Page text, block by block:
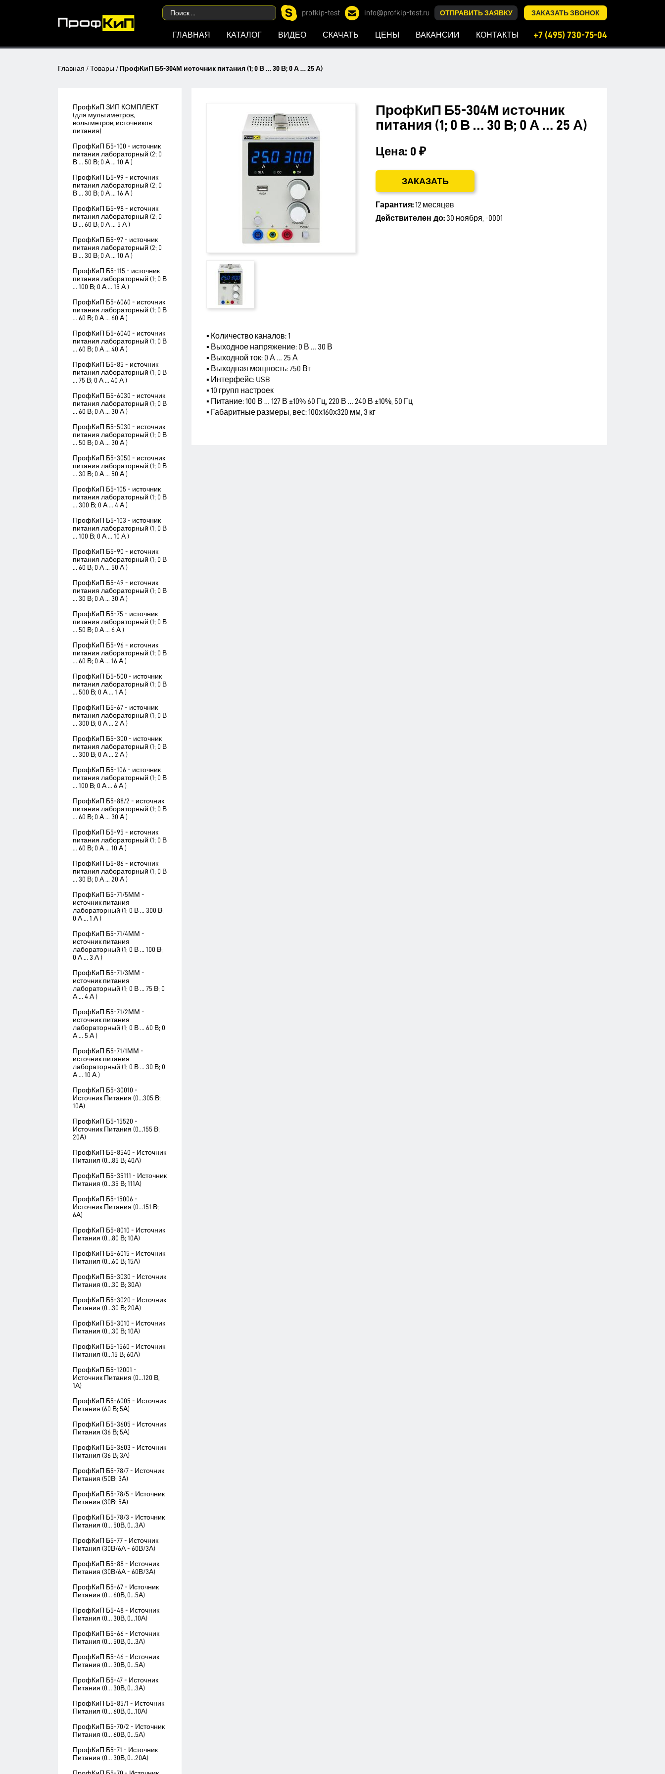
profkip-test info@profkip-test.ru ОТПРАВИТЬ ЗАЯВКУ ЗАКАЗАТЬ ЗВОНОК
ГЛАВНАЯ КАТАЛОГ ВИДЕО СКАЧАТЬ ЦЕНЫ ВАКАНСИИ КОНТАКТЫ +7 (495) 730-75-04
Главная / Товары / ПрофКиП Б5-304М источник питания (1; 0 В … 30 В; 0 А … 25 А)
ПрофКиП ЗИП КОМПЛЕКТ
(для мультиметров,
вольтметров, источников
питания)
ПрофКиП Б5-100 - источник
питания лабораторный (2; 0
В ... 50 В; 0 А ... 10 А )
ПрофКиП Б5-99 - источник
питания лабораторный (2; 0
В ... 30 В; 0 А ... 16 А )
ПрофКиП Б5-98 - источник
питания лабораторный (2; 0
В ... 60 В; 0 А ... 5 А )
ПрофКиП Б5-97 - источник
питания лабораторный (2; 0
В ... 30 В; 0 А ... 10 А )
ПрофКиП Б5-115 - источник
питания лабораторный (1; 0 В
... 100 В; 0 А ... 15 А )
ПрофКиП Б5-6060 - источник
питания лабораторный (1; 0 В
... 60 В; 0 А ... 60 А )
ПрофКиП Б5-6040 - источник
питания лабораторный (1; 0 В
... 60 В; 0 А ... 40 А )
ПрофКиП Б5-85 - источник
питания лабораторный (1; 0 В
... 75 В; 0 А ... 40 А )
ПрофКиП Б5-6030 - источник
питания лабораторный (1; 0 В
... 60 В; 0 А ... 30 А )
ПрофКиП Б5-5030 - источник
питания лабораторный (1; 0 В
... 50 В; 0 А ... 30 А )
ПрофКиП Б5-3050 - источник
питания лабораторный (1; 0 В
... 30 В; 0 А ... 50 А )
ПрофКиП Б5-105 - источник
питания лабораторный (1; 0 В
... 300 В; 0 А ... 4 А )
ПрофКиП Б5-103 - источник
питания лабораторный (1; 0 В
... 100 В; 0 А ... 10 А )
ПрофКиП Б5-90 - источник
питания лабораторный (1; 0 В
... 60 В; 0 А ... 50 А )
ПрофКиП Б5-49 - источник
питания лабораторный (1; 0 В
... 30 В; 0 А ... 30 А )
ПрофКиП Б5-75 - источник
питания лабораторный (1; 0 В
... 50 В; 0 А ... 6 А )
ПрофКиП Б5-96 - источник
питания лабораторный (1; 0 В
... 60 В; 0 А ... 16 А )
ПрофКиП Б5-500 - источник
питания лабораторный (1; 0 В
... 500 В; 0 А ... 1 А )
ПрофКиП Б5-67 - источник
питания лабораторный (1; 0 В
... 300 В; 0 А ... 2 А )
ПрофКиП Б5-300 - источник
питания лабораторный (1; 0 В
... 300 В; 0 А ... 2 А )
ПрофКиП Б5-106 - источник
питания лабораторный (1; 0 В
... 100 В; 0 А ... 6 А )
ПрофКиП Б5-88/2 - источник
питания лабораторный (1; 0 В
... 60 В; 0 А ... 30 А )
ПрофКиП Б5-95 - источник
питания лабораторный (1; 0 В
... 60 В; 0 А ... 10 А )
ПрофКиП Б5-86 - источник
питания лабораторный (1; 0 В
... 30 В; 0 А ... 20 А )
ПрофКиП Б5-71/5ММ -
источник питания
лабораторный (1; 0 В ... 300 В;
0 А ... 1 А )
ПрофКиП Б5-71/4ММ -
источник питания
лабораторный (1; 0 В ... 100 В;
0 А ... 3 А )
ПрофКиП Б5-71/3ММ -
источник питания
лабораторный (1; 0 В ... 75 В; 0
А ... 4 А )
ПрофКиП Б5-71/2ММ -
источник питания
лабораторный (1; 0 В ... 60 В; 0
А ... 5 А )
ПрофКиП Б5-71/1ММ -
источник питания
лабораторный (1; 0 В ... 30 В; 0
А ... 10 А )
ПрофКиП Б5-30010 -
Источник Питания (0…305 В;
10А)
ПрофКиП Б5-15520 -
Источник Питания (0…155 В;
20А)
ПрофКиП Б5-8540 - Источник
Питания (0…85 В; 40А)
ПрофКиП Б5-35111 - Источник
Питания (0…35 В; 111А)
ПрофКиП Б5-15006 -
Источник Питания (0…151 В;
6А)
ПрофКиП Б5-8010 - Источник
Питания (0…80 В; 10А)
ПрофКиП Б5-6015 - Источник
Питания (0…60 В; 15А)
ПрофКиП Б5-3030 - Источник
Питания (0…30 В; 30А)
ПрофКиП Б5-3020 - Источник
Питания (0…30 В; 20А)
ПрофКиП Б5-3010 - Источник
Питания (0…30 В; 10А)
ПрофКиП Б5-1560 - Источник
Питания (0…15 В; 60А)
ПрофКиП Б5-12001 -
Источник Питания (0…120 В,
1А)
ПрофКиП Б5-6005 - Источник
Питания (60 В; 5А)
ПрофКиП Б5-3605 - Источник
Питания (36 В; 5А)
ПрофКиП Б5-3603 - Источник
Питания (36 В; 3А)
ПрофКиП Б5-78/7 - Источник
Питания (50В; 3А)
ПрофКиП Б5-78/5 - Источник
Питания (30В; 5А)
ПрофКиП Б5-78/3 - Источник
Питания (0… 50В, 0...3А)
ПрофКиП Б5-77 - Источник
Питания (30В/6А - 60В/3А)
ПрофКиП Б5-88 - Источник
Питания (30В/6А - 60В/3А)
ПрофКиП Б5-67 - Источник
Питания (0… 60В, 0...5А)
ПрофКиП Б5-48 - Источник
Питания (0… 30В, 0...10А)
ПрофКиП Б5-66 - Источник
Питания (0… 50В, 0...3А)
ПрофКиП Б5-46 - Источник
Питания (0… 30В, 0...5А)
ПрофКиП Б5-47 - Источник
Питания (0… 30В, 0...3А)
ПрофКиП Б5-85/1 - Источник
Питания (0… 60В, 0...10А)
ПрофКиП Б5-70/2 - Источник
Питания (0… 60В, 0...5А)
ПрофКиП Б5-71 - Источник
Питания (0… 30В, 0...20А)
ПрофКиП Б5-304М источник
питания (1; 0 В … 30 В; 0 А … 25 А)
Цена: 0 ₽
ЗАКАЗАТЬ
Гарантия:12 месяцев
Действителен до: 30 ноября, -0001
▪ Количество каналов: 1
▪ Выходное напряжение: 0 В … 30 В
▪ Выходной ток: 0 А … 25 А
▪ Выходная мощность: 750 Вт
▪ Интерфейс: USB
▪ 10 групп настроек
▪ Питание: 100 В … 127 В ±10% 60 Гц, 220 В … 240 В ±10%, 50 Гц
▪ Габаритные размеры, вес: 100х160х320 мм, 3 кг